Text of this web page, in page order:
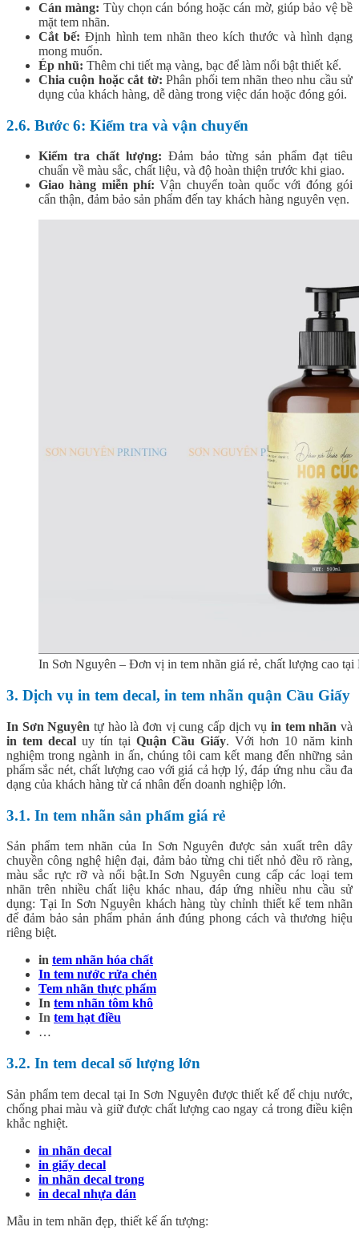
Cán màng: Tùy chọn cán bóng hoặc cán mờ, giúp bảo vệ bề
mặt tem nhãn.
Cắt bế: Định hình tem nhãn theo kích thước và hình dạng
mong muốn.
Ép nhũ: Thêm chi tiết mạ vàng, bạc để làm nổi bật thiết kế.
Chia cuộn hoặc cắt tờ: Phân phối tem nhãn theo nhu cầu sử
dụng của khách hàng, dễ dàng trong việc dán hoặc đóng gói.
2.6. Bước 6: Kiểm tra và vận chuyển
Kiểm tra chất lượng: Đảm bảo từng sản phẩm đạt tiêu
chuẩn về màu sắc, chất liệu, và độ hoàn thiện trước khi giao.
Giao hàng miễn phí: Vận chuyển toàn quốc với đóng gói
cẩn thận, đảm bảo sản phẩm đến tay khách hàng nguyên vẹn.
In Sơn Nguyên – Đơn vị in tem nhãn giá rẻ, chất lượng cao tại
3. Dịch vụ in tem decal, in tem nhãn quận Cầu Giấy
In Sơn Nguyên tự hào là đơn vị cung cấp dịch vụin tem nhãn và
in tem decaluy tín tại Quận Cầu Giấy. Với hơn 10 năm kinh
nghiệm trong ngành in ấn, chúng tôi cam kết mang đến những sản
phẩm sắc nét, chất lượng cao với giá cả hợp lý, đáp ứng nhu cầu đa
dạng của khách hàng từ cá nhân đến doanh nghiệp lớn.
3.1. In tem nhãn sản phẩm giá rẻ
Sản phẩm tem nhãn của In Sơn Nguyên được sản xuất trên dây
chuyền công nghệ hiện đại, đảm bảo từng chi tiết nhỏ đều rõ ràng,
màu sắc rực rỡ và nổi bật.In Sơn Nguyên cung cấp các loại tem
nhãn trên nhiều chất liệu khác nhau, đáp ứng nhiều nhu cầu sử
dụng: Tại In Sơn Nguyên khách hàng tùy chỉnh thiết kế tem nhãn
để đảm bảo sản phẩm phản ánh đúng phong cách và thương hiệu
riêng biệt.
in tem nhãn hóa chất
In tem nước rửa chén
Tem nhãn thực phẩm
In tem nhãn tôm khô
In tem hạt điều
…
3.2. In tem decal số lượng lớn
Sản phẩm tem decal tại In Sơn Nguyên được thiết kế để chịu nước,
chống phai màu và giữ được chất lượng cao ngay cả trong điều kiện
khắc nghiệt.
in nhãn decal
in giấy decal
in nhãn decal trong
in decal nhựa dán
Mẫu in tem nhãn đẹp, thiết kế ấn tượng: